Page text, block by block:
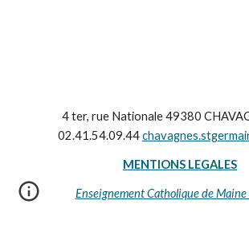
4 ter, rue Nationale 49380
02.41.54.09.44
MENTIONS LEGALES
Enseignement Catholique de Maine